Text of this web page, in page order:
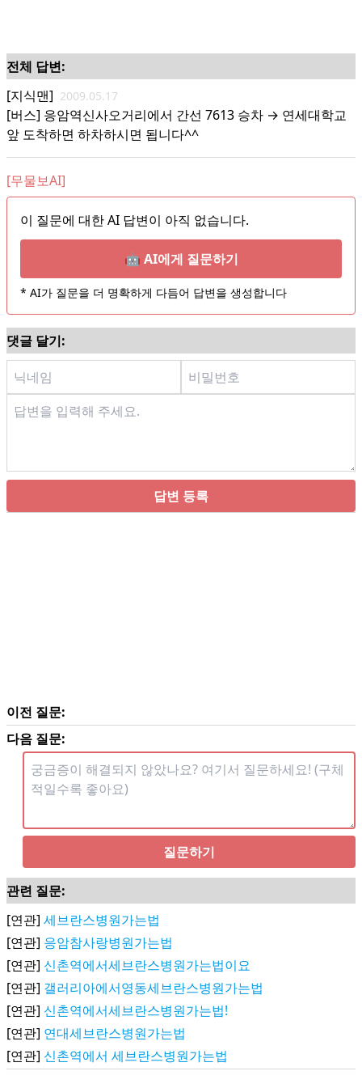
전체 답변:
[지식맨] 2009.05.17
[버스] 응암역신사오거리에서 간선 7613 승차 → 연세대학교
앞 도착하면 하차하시면 됩니다^^
[무물보AI]
이 질문에 대한 AI 답변이 아직 없습니다.
🤖 AI에게 질문하기
* AI가 질문을 더 명확하게 다듬어 답변을 생성합니다
댓글 달기:
답변 등록
이전 질문:
다음 질문:
질문하기
관련 질문:
[연관] 세브란스병원가는법
[연관] 응암참사랑병원가는법
[연관] 신촌역에서세브란스병원가는법이요
[연관] 갤러리아에서영동세브란스병원가는법
[연관] 신촌역에서세브란스병원가는법!
[연관] 연대세브란스병원가는법
[연관] 신촌역에서 세브란스병원가는법